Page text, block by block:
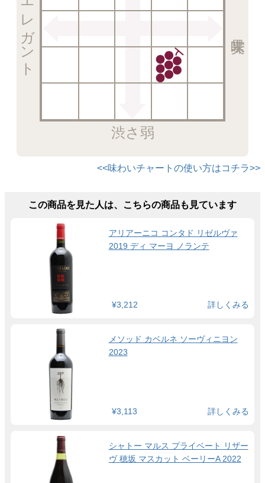
渋さ弱
エレガント
<<味わいチャートの使い方はコチラ>>
この商品を見た人は、こちらの商品も見ています
アリアーニコ コンタド リゼルヴァ
2019 ディ マーヨ ノランテ
¥3,212 詳しくみる
メソッド カベルネ ソーヴィニヨン
2023
¥3,113 詳しくみる
シャトー マルス プライベート リザー
ヴ 穂坂 マスカット ベーリーA 2022